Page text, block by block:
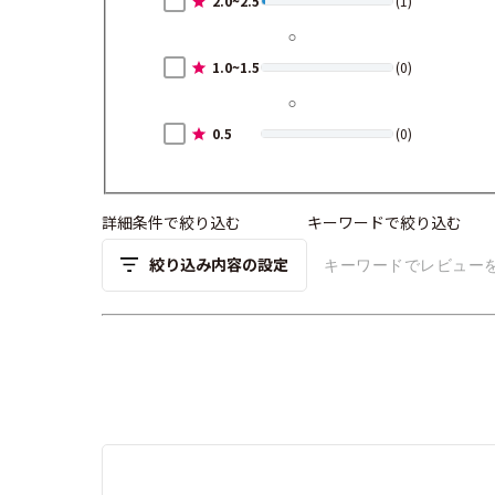
1.0~1.5 (0)
0.5 (0)
詳細条件で絞り込む
絞り込み内容の設定
キーワードで絞り込む